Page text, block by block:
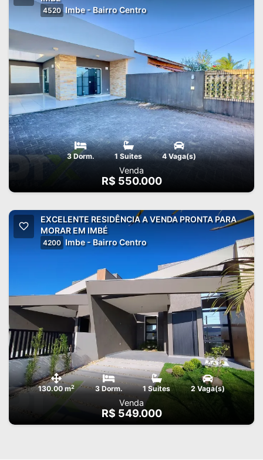
4520 Imbe - Bairro Centro
3 Dorm. 1 Suites 4 Vaga(s)
Venda
R$ 550.000
EXCELENTE RESIDÊNCIA A VENDA PRONTA PARA
MORAR EM IMBÉ
4200 Imbe - Bairro Centro
130.00 m2 3 Dorm. 1 Suites 2 Vaga(s)
Venda
R$ 549.000